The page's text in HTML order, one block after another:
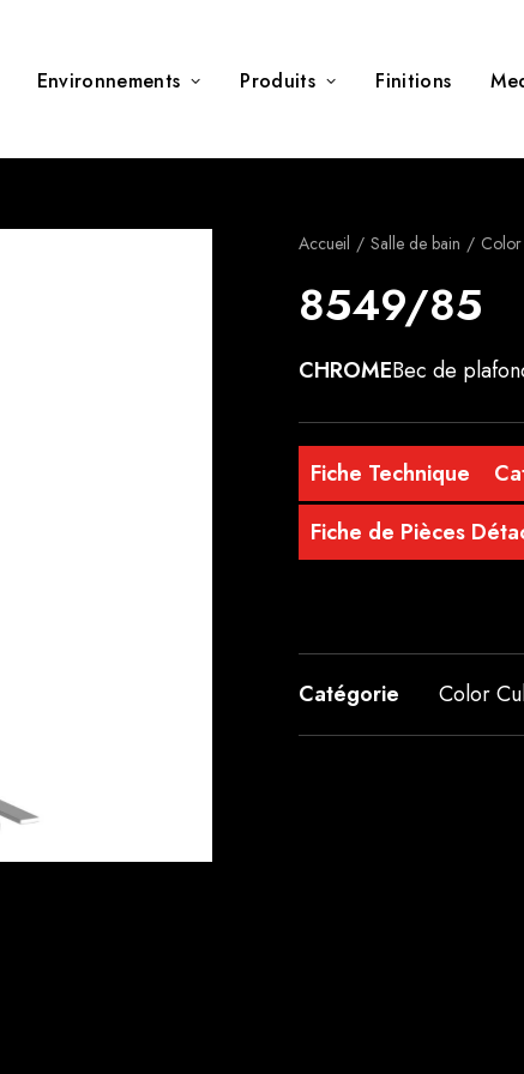
Environnements Produits Finitions
Accueil Salle de bain
8549/85
CHROMEBec de
Fiche Technique
Fiche de Pièces
Catégorie Color